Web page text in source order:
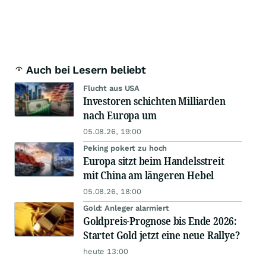
Auch bei Lesern beliebt
Flucht aus USA
Investoren schichten Milliarden
nach Europa um
05.08.26, 19:00
Peking pokert zu hoch
Europa sitzt beim Handelsstreit
mit China am längeren Hebel
05.08.26, 18:00
Gold: Anleger alarmiert
Goldpreis-Prognose bis Ende 2026:
Startet Gold jetzt eine neue Rallye?
heute 13:00